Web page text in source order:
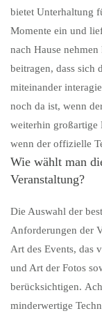
bietet Unterhaltung
Momente ein und
nach Hause
beitragen, dass sich
miteinander
noch da ist, wenn
weiterhin großartige
wenn der offizielle
Wie wählt man
Veranstaltung?
Die Auswahl der
Anforderungen der
Art des Events, das
und Art der Fotos
berücksichtigen.
minderwertige